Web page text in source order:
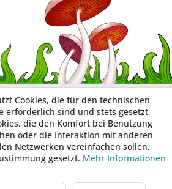
Cookies, die für den technischen
erforderlich sind und stets gesetzt
die den Komfort bei Benutzung
oder die Interaktion mit anderen
Netzwerken vereinfachen sollen,
gesetzt. Mehr Informationen